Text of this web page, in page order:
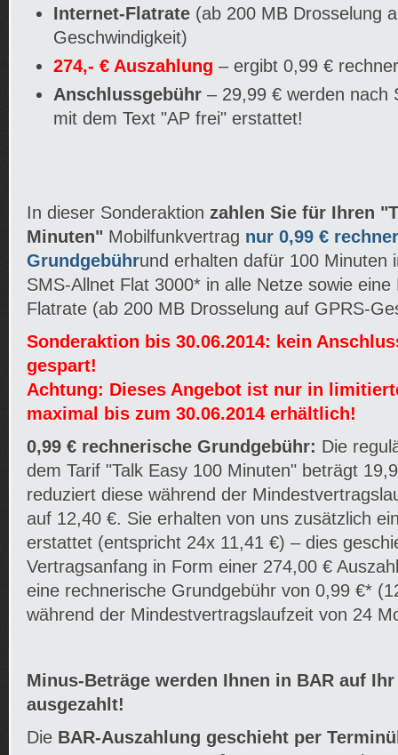
Internet-Flatrate (ab 200 MB Drosselung
Geschwindigkeit)
274,- € Auszahlung – ergibt 0,99 €
Anschlussgebühr – 29,99 € werden nach
mit dem Text "AP frei" erstattet!
In dieser Sonderaktion zahlen Sie für Ihren
Minuten" Mobilfunkvertrag nur 0,99 €
Grundgebührund erhalten dafür 100 Minuten
SMS-Allnet Flat 3000* in alle Netze sowie
Flatrate (ab 200 MB Drosselung auf GPRS-
Sonderaktion bis 30.06.2014: kein
gespart!
Achtung: Dieses Angebot ist nur in
maximal bis zum 30.06.2014 erhältlich!
0,99 € rechnerische Grundgebühr: Die
dem Tarif "Talk Easy 100 Minuten" beträgt
reduziert diese während der
auf 12,40 €. Sie erhalten von uns zusätzlich
erstattet (entspricht 24x 11,41 €) – dies
Vertragsanfang in Form einer 274,00 €
eine rechnerische Grundgebühr von 0,99 €*
während der Mindestvertragslaufzeit von 24
Minus-Beträge werden Ihnen in BAR auf
ausgezahlt!
Die BAR-Auszahlung geschieht per